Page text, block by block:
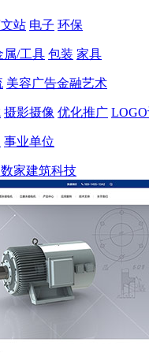
站 电子 环保
属/工具 包装 家具
美容广告金融艺术
摄影摄像 优化推广
事业单位
家建筑科技